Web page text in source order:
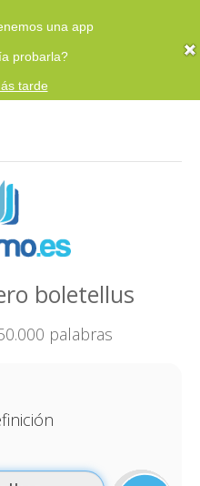
una app
probarla?
tarde
boletellus
palabras